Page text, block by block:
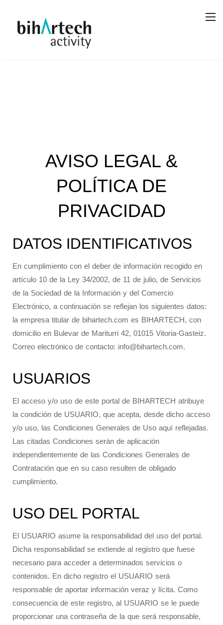
AVISO LEGAL &
POLÍTICA DE
PRIVACIDAD
DATOS IDENTIFICATIVOS
En cumplimiento con el deber de información recogido en
artículo 10 de la Ley 34/2002, de 11 de julio, de Servicios
de la Sociedad de la Información y del Comercio
Electrónico, a continuación se reflejan los siguientes datos:
la empresa titular de bihartech.com es BIHARTECH, con
domicilio en Bulevar de Mariturri 42, 01015 Vitoria-Gasteiz.
Correo electrónico de contacto: info@bihartech.com.
USUARIOS
El acceso y/o uso de este portal de BIHARTECH atribuye
la condición de USUARIO, que acepta, desde dicho acceso
y/o uso, las Condiciones Generales de Uso aquí reflejadas.
Las citadas Condiciones serán de aplicación
independientemente de las Condiciones Generales de
Contratación que en su caso resulten de obligado
cumplimiento.
USO DEL PORTAL
El USUARIO asume la responsabilidad del uso del portal.
Dicha responsabilidad se extiende al registro que fuese
necesario para acceder a determinados servicios o
contenidos. En dicho registro el USUARIO será
responsable de aportar información veraz y lícita. Como
consecuencia de este registro, al USUARIO se le puede
proporcionar una contraseña de la que será responsable,